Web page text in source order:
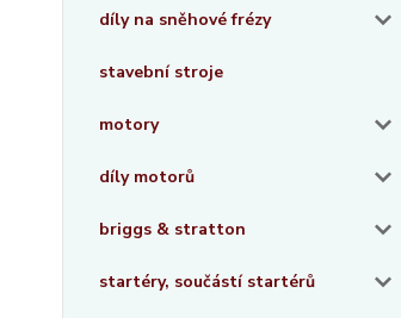
díly na sněhové frézy
stavební stroje
motory
díly motorů
briggs & stratton
startéry, součástí startérů